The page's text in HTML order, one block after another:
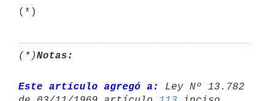
(*)
(*)Notas:
Este artículo agregó a:
Ley Nº 13.782